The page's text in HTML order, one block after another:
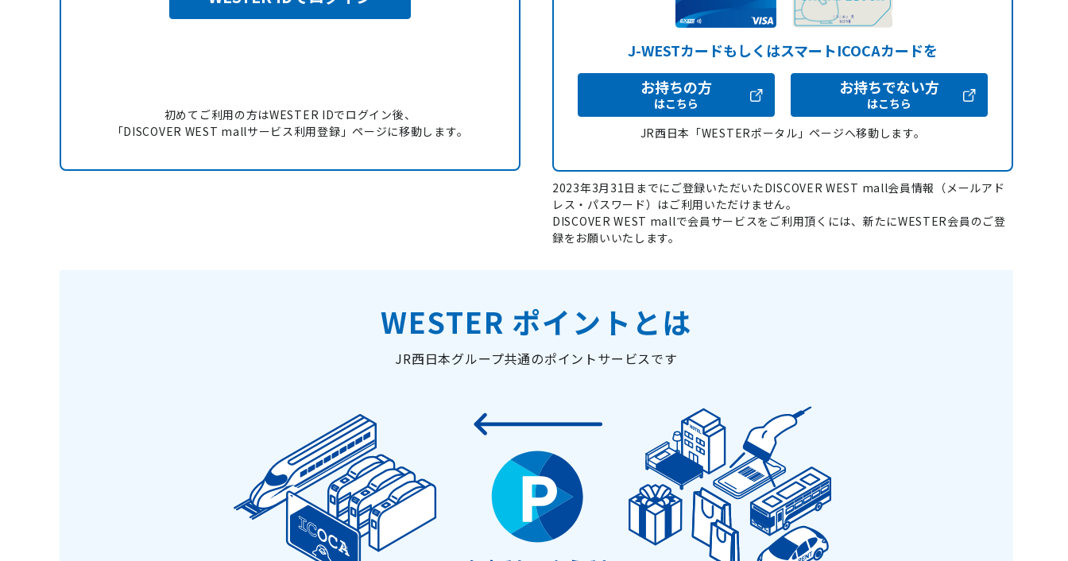
初めてご利用の方はWESTER IDでログイン後、
「DISCOVER WEST mallサービス利用登録」ページに移動します。
J-WESTカードもしくはスマートICOCAカードを
お持ちの方
はこちら
お持ちでない方
はこちら
JR西日本「WESTERポータル」ページへ移動します。
2023年3月31日までにご登録いただいたDISCOVER WEST mall会員情報（メールアド
レス・パスワード）はご利用いただけません。
DISCOVER WEST mallで会員サービスをご利用頂くには、新たにWESTER会員のご登
録をお願いいたします。
WESTER ポイントとは
JR西日本グループ共通のポイントサービスです